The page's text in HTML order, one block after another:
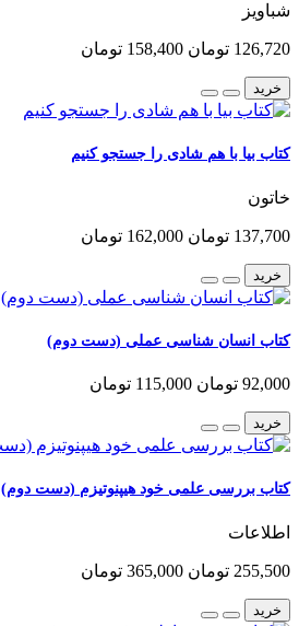
شباویز
126,720 تومان 158,400 تومان
خرید
کتاب بیا با هم شادی را جستجو کنیم
خاتون
137,700 تومان 162,000 تومان
خرید
کتاب انسان شناسی عملی (دست دوم)
92,000 تومان 115,000 تومان
خرید
کتاب بررسی علمی خود هیپنوتیزم (دست دوم)
اطلاعات
255,500 تومان 365,000 تومان
خرید